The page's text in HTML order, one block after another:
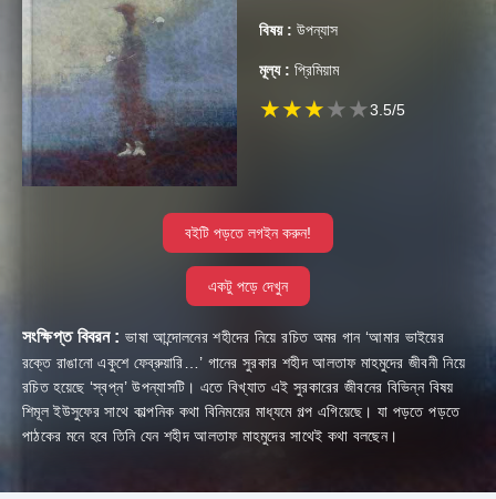
বিষয় : উপন্যাস
মূল্য : প্রিমিয়াম
★★★★★3.5/5
বইটি পড়তে লগইন করুন!
একটু পড়ে দেখুন
সংক্ষিপ্ত বিবরন : ভাষা আন্দোলনের শহীদের নিয়ে রচিত অমর গান ‘আমার ভাইয়ের
রক্তে রাঙানো একুশে ফেব্রুয়ারি…’ গানের সুরকার শহীদ আলতাফ মাহমুদের জীবনী নিয়ে
রচিত হয়েছে ‘স্বপ্ন’ উপন্যাসটি। এতে বিখ্যাত এই সুরকারের জীবনের বিভিন্ন বিষয়
শিমূল ইউসুফের সাথে কাল্পনিক কথা বিনিময়ের মাধ্যমে গল্প এগিয়েছে। যা পড়তে পড়তে
পাঠকের মনে হবে তিনি যেন শহীদ আলতাফ মাহমুদের সাথেই কথা বলছেন।